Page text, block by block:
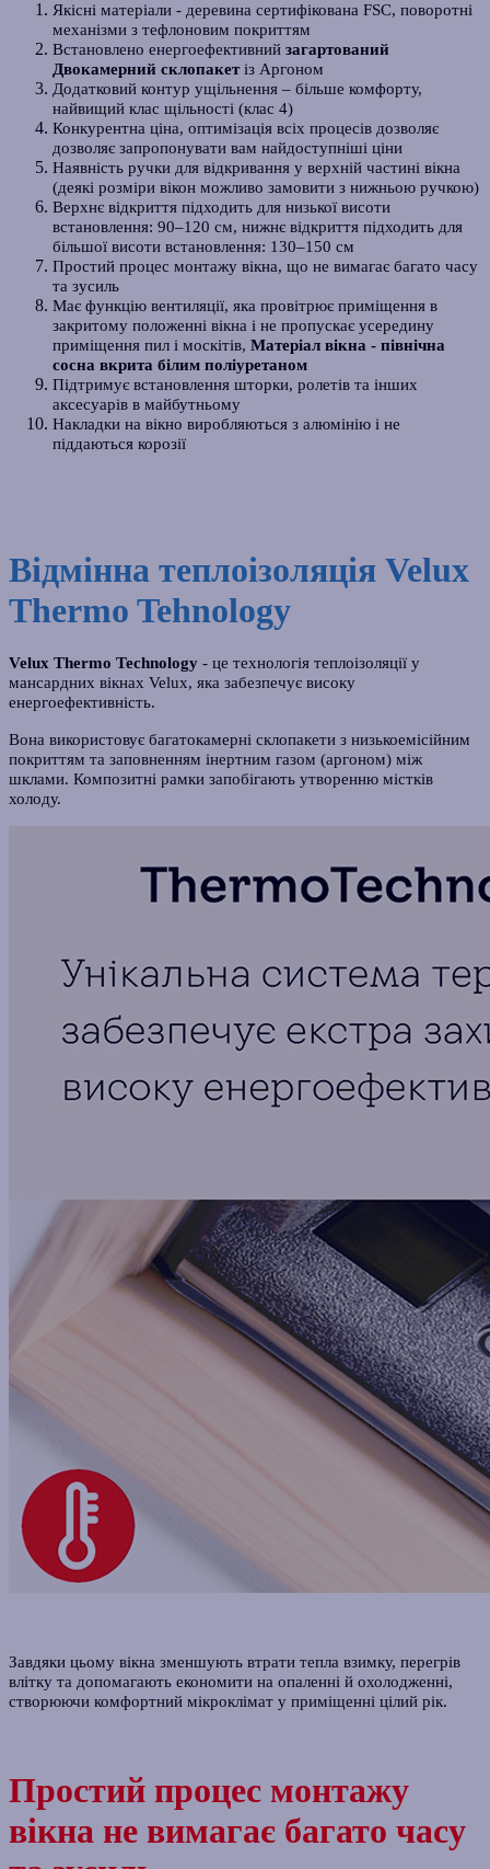
Якісні матеріали - деревина сертифікована FSC, поворотні
механізми з тефлоновим покриттям
Встановлено енергоефективний загартований
Двокамерний склопакетіз Аргоном
Додатковий контур ущільнення – більше комфорту,
найвищий клас щільності (клас 4)
Конкурентна ціна, оптимізація всіх процесів дозволяє
дозволяє запропонувати вам найдоступніші ціни
Наявність ручки для відкривання у верхній частині вікна
(деякі розміри вікон можливо замовити з нижньою ручкою)
Верхнє відкриття підходить для низької висоти
встановлення: 90–120 см, нижнє відкриття підходить для
більшої висоти встановлення: 130–150 см
Простий процес монтажу вікна, що не вимагає багато часу
та зусиль
Має функцію вентиляції, яка провітрює приміщення в
закритому положенні вікна і не пропускає усередину
приміщення пил і москітів, Матеріал вікна - північна
сосна вкрита білим поліуретаном
Підтримує встановлення шторки, ролетів та інших
аксесуарів в майбутньому
Накладки на вікно виробляються з алюмінію і не
піддаються корозії
Відмінна теплоізоляція Velux
Thermo Tehnology
Velux Thermo Technology - це технологія теплоізоляції у
мансардних вікнах Velux, яка забезпечує високу
енергоефективність.
Вона використовує багатокамерні склопакети з низькоемісійним
покриттям та заповненням інертним газом (аргоном) між
шклами. Композитні рамки запобігають утворенню містків
холоду.
Завдяки цьому вікна зменшують втрати тепла взимку, перегрів
влітку та допомагають економити на опаленні й охолодженні,
створюючи комфортний мікроклімат у приміщенні цілий рік.
Простий процес монтажу
вікна не вимагає багато часу